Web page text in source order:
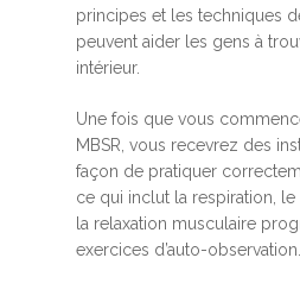
principes et les techniques
peuvent aider les gens à
intérieur.
Une fois que vous
MBSR, vous recevrez des
façon de pratiquer
ce qui inclut la respiration, le
la relaxation musculaire
exercices d’auto-observation.